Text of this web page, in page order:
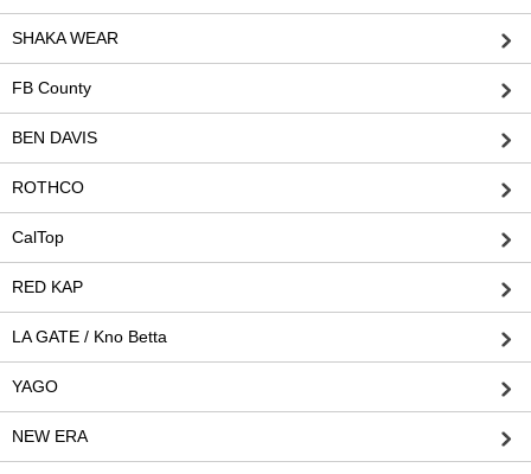
SHAKA WEAR
FB County
BEN DAVIS
ROTHCO
CalTop
RED KAP
LA GATE / Kno Betta
YAGO
NEW ERA